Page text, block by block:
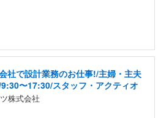
社で設計業務のお仕事!/主婦・主夫
〜17:30/スタッフ・アクティオ
株式会社